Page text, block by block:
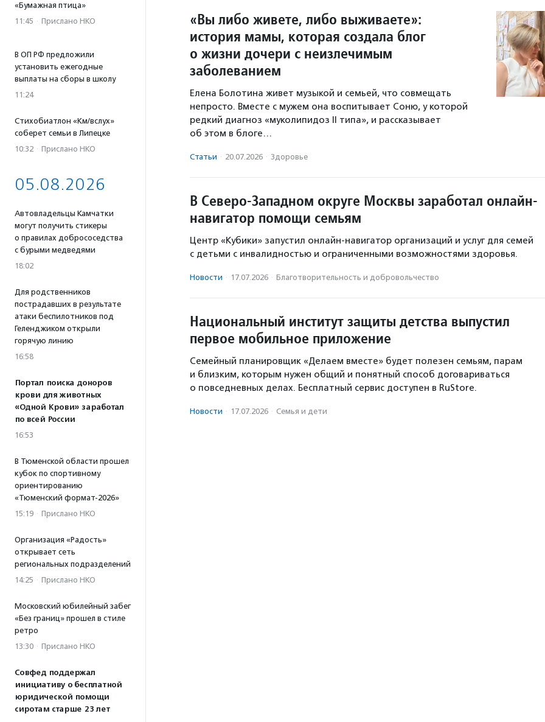
«Бумажная птица»
11:45 · Прислано НКО
В ОП РФ предложили
установить ежегодные
выплаты на сборы в школу
11:24
Стихобиатлон «Км/вслух»
соберет семьи в Липецке
10:32 · Прислано НКО
05.08.2026
Автовладельцы Камчатки
могут получить стикеры
о правилах добрососедства
с бурыми медведями
18:02
Для родственников
пострадавших в результате
атаки беспилотников под
Геленджиком открыли
горячую линию
16:58
Портал поиска доноров
крови для животных
«Одной Крови» заработал
по всей России
16:53
В Тюменской области прошел
кубок по спортивному
ориентированию
«Тюменский формат-2026»
15:19 · Прислано НКО
Организация «Радость»
открывает сеть
региональных подразделений
14:25 · Прислано НКО
Московский юбилейный забег
«Без границ» прошел в стиле
ретро
13:30 · Прислано НКО
Совфед поддержал
инициативу о бесплатной
юридической помощи
сиротам старше 23 лет
«Вы либо живете, либо выживаете»:
история мамы, которая создала блог
о жизни дочери с неизлечимым
заболеванием
Елена Болотина живет музыкой и семьей, что совмещать
непросто. Вместе с мужем она воспитывает Соню, у которой
редкий диагноз «муколипидоз II типа», и рассказывает
об этом в блоге…
Статьи · 20.07.2026 · Здоровье
В Северо-Западном округе Москвы заработал онлайн-
навигатор помощи семьям
Центр «Кубики» запустил онлайн-навигатор организаций и услуг для семей
с детьми с инвалидностью и ограниченными возможностями здоровья.
Новости · 17.07.2026 · Благотвори­тель­ность и доброволь­чест­во
Национальный институт защиты детства выпустил
первое мобильное приложение
Семейный планировщик «Делаем вместе» будет полезен семьям, парам
и близким, которым нужен общий и понятный способ договариваться
о повседневных делах. Бесплатный сервис доступен в RuStore.
Новости · 17.07.2026 · Семья и дети